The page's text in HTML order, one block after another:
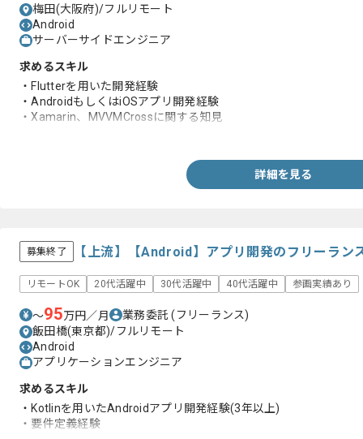
梅田(大阪府)/フルリモート
Android
サーバーサイドエンジニア
求めるスキル
・Flutterを用いた開発経験
・AndroidもしくはiOSアプリ開発経験
・Xamarin、MVVMCrossに関する知見
詳細を見る
募集終了 【上流】【Android】アプリ開発のフリーラン
リモートOK 20代活躍中 30代活躍中 40代活躍中 参画実績あり
〜95万円／月 業務委託(フリーランス)
飯田橋(東京都)/フルリモート
Android
アプリケーションエンジニア
求めるスキル
・Kotlinを用いたAndroidアプリ開発経験(3年以上)
・要件定義経験